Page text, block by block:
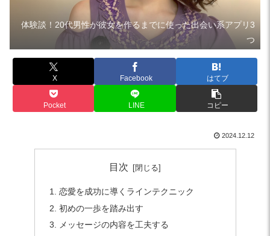
体験談！20代男性が彼女を作るまでに使った出会い系アプリ3
つ
X Facebook はてブ
Pocket LINE コピー
2024.12.12
目次
恋愛を成功に導くラインテクニック
初めの一歩を踏み出す
メッセージの内容を工夫する